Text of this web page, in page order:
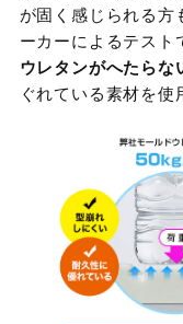
が固く感じられる方
ーカーによるテスト
ウレタンがへたらな
ぐれている素材を使